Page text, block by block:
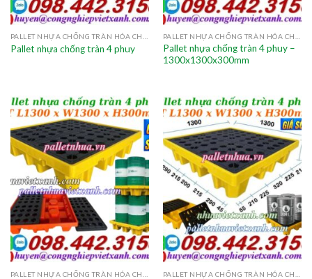
Pallet nhựa chống tràn 4 phuy
Pallet nhựa chống tràn 4 phuy –
1300x1300x300mm